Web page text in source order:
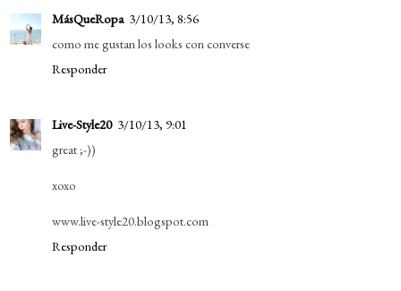
MásQueRopa 3/10/13, 8:56
como me gustan los looks con converse
Responder
Live-Style20 3/10/13, 9:01
great ;-))
xoxo
www.live-style20.blogspot.com
Responder